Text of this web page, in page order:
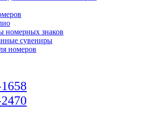
номерных знаков
сувениры
номеров